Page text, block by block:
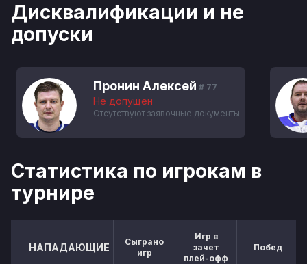
Дисквалификации и не
допуски
Пронин Алексей # 77
Не допущен
Отсутствуют заявочные документы
Статистика по игрокам в
турнире
НАПАДАЮЩИЕ
Сыграно
игр
Игр в
зачет
плей-офф
Побед